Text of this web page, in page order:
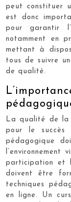
peut constituer
est donc
pour garantir
notamment en
mettant à
tous de suivre
de qualité.
La qualité de la
pour le succès
pédagogique
l’environnement
participation et
doivent être
techniques
en ligne. Un